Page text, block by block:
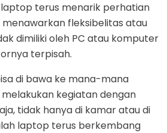
laptop terus menarik perhatian
fleksibelitas atau
dimiliki oleh PC atau komputer
terpisah.
di bawa ke mana-mana
kegiatan dengan
tidak hanya di kamar atau di
laptop terus berkembang